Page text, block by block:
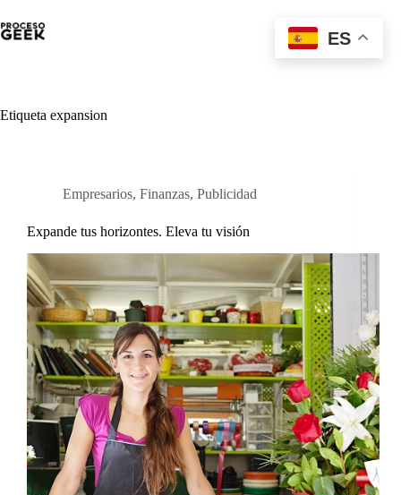
al
contenido
Etiqueta expansion
Empresarios, Finanzas, Publicidad
Expande tus horizontes. Eleva tu visión
ES